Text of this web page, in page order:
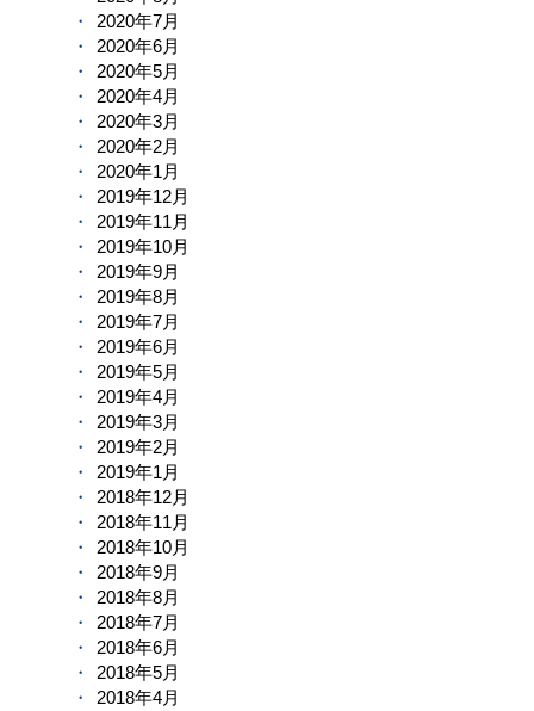
2020年7月
2020年6月
2020年5月
2020年4月
2020年3月
2020年2月
2020年1月
2019年12月
2019年11月
2019年10月
2019年9月
2019年8月
2019年7月
2019年6月
2019年5月
2019年4月
2019年3月
2019年2月
2019年1月
2018年12月
2018年11月
2018年10月
2018年9月
2018年8月
2018年7月
2018年6月
2018年5月
2018年4月